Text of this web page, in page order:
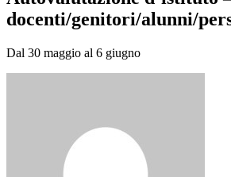
docenti/genitori/alunni/
Dal 30 maggio al 6 giugno